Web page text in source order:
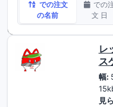
での注文
の名前
での
文 日
レ
ス
幅:
見